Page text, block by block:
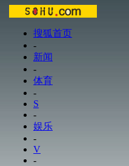
搜狐首页
-
新闻
-
体育
-
S
-
娱乐
-
V
-